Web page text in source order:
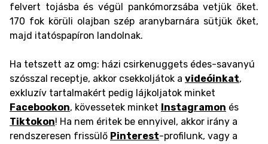
felvert tojásba és végül pankómorzsába vetjük őket.
170 fok körüli olajban szép aranybarnára sütjük őket,
majd itatóspapíron landolnak.
Ha tetszett az omg: házi csirkenuggets édes-savanyú
szósszal receptje, akkor csekkoljátok a videóinkat,
exkluzív tartalmakért pedig lájkoljatok minket
Facebookon, kövessetek minket Instagramon és
Tiktokon! Ha nem éritek be ennyivel, akkor irány a
rendszeresen frissülő Pinterest-profilunk, vagy a